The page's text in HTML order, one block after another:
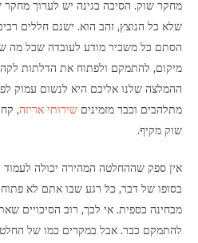
מינוף כלכלי
דירות בירושלים – לא לכולם
תיווך נדל”ן
10 טיפים לפני כניסה לדירה חדשה
ביצוע מחקר שוק בטרם מתחילים
דלתות פנים
דירות חדשות בירושלים
מחקר שוק. הסיבה בגינה יש לערוך
שלא כל הנוצץ, זהב הוא. ישנם חללים
הסתם כל משכיר מודע לעובדה שכל מה
מיקום, להתמקם ולפתוח את הדלתות
ההמלצה שלנו אליכם היא לנשום עמוק
מתלהבים וכבר מזמינים שירותי אריזה,
שוק מקיף.
אין ספק שההחלטה המהירה יכולה
בסופו של דבר, כל רגע שבו אתם לא
מבחינה כספית. אי לכך, רוב הסיכויים
להתמקם כבר. אבל במקרים כמו של